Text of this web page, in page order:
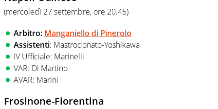
(mercoledì 27 settembre, ore 20.45)
Arbitro: Manganiello di Pinerolo
Assistenti: Mastrodonato-Yoshikawa
IV Ufficiale: Marinelli
VAR: Di Martino
AVAR: Marini
Frosinone-Fiorentina